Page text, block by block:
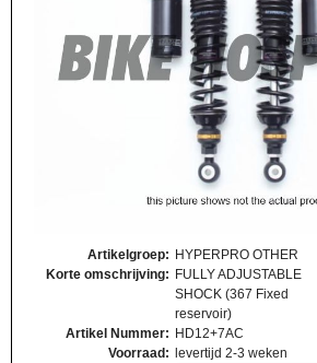
Artikelgroep: HYPERPRO OTHER
Korte omschrijving: FULLY ADJUSTABLE
SHOCK (367 Fixed
reservoir)
Artikel Nummer: HD12+7AC
Voorraad :
levertijd 2-3 weken